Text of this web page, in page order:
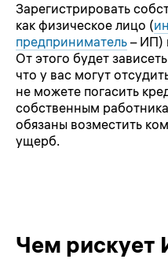
Зарегистрировать
как физическое лицо (
предприниматель – ИП)
От этого будет
что у вас могут
не можете погасить
собственным
обязаны возместить
ущерб.
Чем рискует